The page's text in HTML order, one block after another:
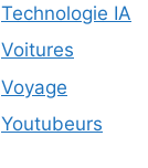
Technologie IA
Voitures
Voyage
Youtubeurs